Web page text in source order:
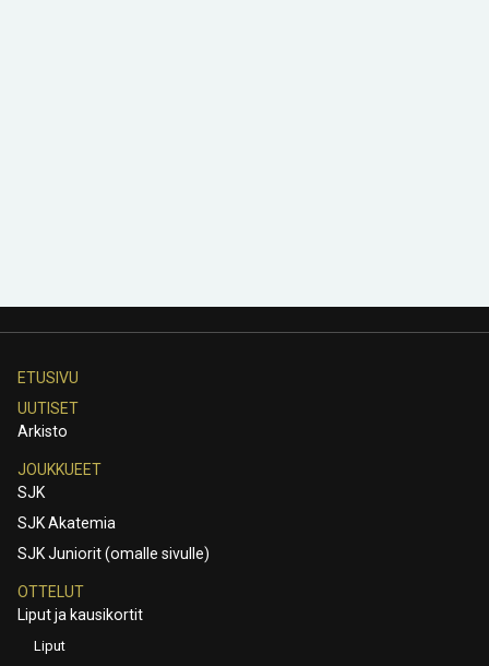
ETUSIVU
UUTISET
Arkisto
JOUKKUEET
SJK
SJK Akatemia
SJK Juniorit (omalle sivulle)
OTTELUT
Liput ja kausikortit
Liput